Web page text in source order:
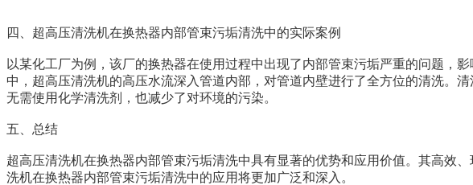
四、超高压清洗机在换热器内部管束污垢清洗中的实际案例
以某化工厂为例，该厂的换热器在使用过程中出现了内部管束污垢严重的问题，
中，超高压清洗机的高压水流深入管道内部，对管道内壁进行了全方位的清洗。
无需使用化学清洗剂，也减少了对环境的污染。
五、总结
超高压清洗机在换热器内部管束污垢清洗中具有显著的优势和应用价值。其高效
洗机在换热器内部管束污垢清洗中的应用将更加广泛和深入。